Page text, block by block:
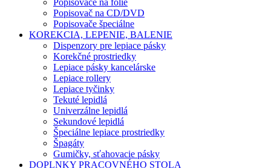
Popisovače na fólie
Popisovač na CD/DVD
Popisovače špeciálne
KOREKCIA, LEPENIE, BALENIE
Dispenzory pre lepiace pásky
Korekčné prostriedky
Lepiace pásky kancelárske
Lepiace rollery
Lepiace tyčinky
Tekuté lepidlá
Univerzálne lepidlá
Sekundové lepidlá
Špeciálne lepiace prostriedky
Špagáty
Gumičky, sťahovacie pásky
DOPLNKY PRACOVNÉHO STOLA